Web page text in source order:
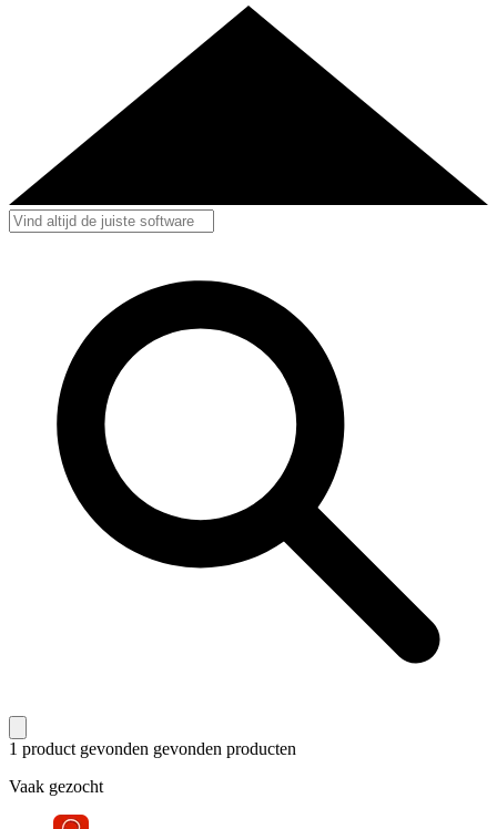
1 product gevonden gevonden producten
Vaak gezocht